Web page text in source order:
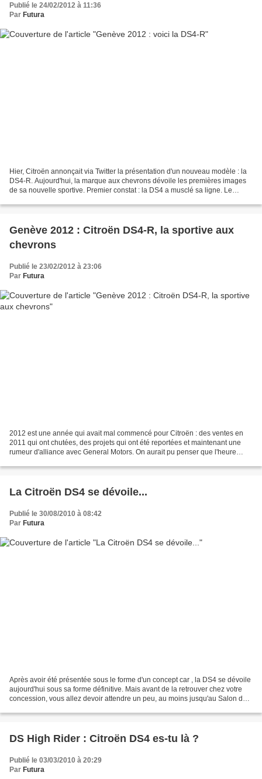
Publié le 24/02/2012 à 11:36
Par Futura
Hier, Citroën annonçait via Twitter la présentation d'un nouveau modèle : la
DS4-R. Aujourd'hui, la marque aux chevrons dévoile les premières images
de sa nouvelle sportive. Premier constat : la DS4 a musclé sa ligne. Le
Genève 2012 : Citroën DS4-R, la sportive aux
chevrons
Publié le 23/02/2012 à 23:06
Par Futura
2012 est une année qui avait mal commencé pour Citroën : des ventes en
2011 qui ont chutées, des projets qui ont été reportées et maintenant une
rumeur d'alliance avec General Motors. On aurait pu penser que l'heure
La Citroën DS4 se dévoile...
Publié le 30/08/2010 à 08:42
Par Futura
Après avoir été présentée sous le forme d'un concept car , la DS4 se dévoile
aujourd'hui sous sa forme définitive. Mais avant de la retrouver chez votre
concession, vous allez devoir attendre un peu, au moins jusqu'au Salon de
DS High Rider : Citroën DS4 es-tu là ?
Publié le 03/03/2010 à 20:29
Par Futura